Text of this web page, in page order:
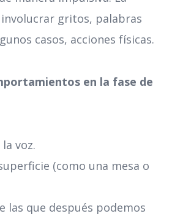
gritos, palabras
casos, acciones físicas.
en la fase de
voz.
(como una mesa o
las que después podemos